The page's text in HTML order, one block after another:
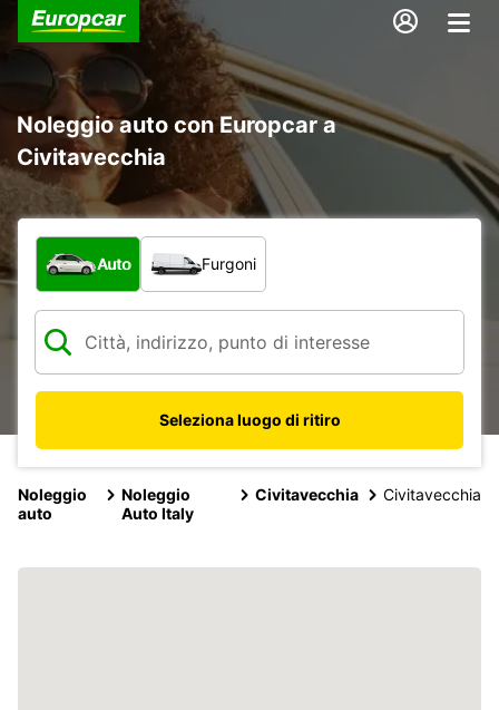
Noleggio auto con Europcar a
Civitavecchia
Scegli la tipologia di veicolo:
Auto Furgoni
Seleziona luogo di ritiro
Noleggio
auto
Noleggio
Auto Italy
Civitavecchia Civitavecchia